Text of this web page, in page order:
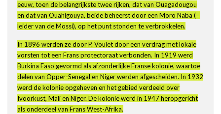
eeuw, toen de belangrijkste twee rijken, dat van Ouagadougou
en dat van Ouahigouya, beide beheerst door een Moro Naba (=
leider van de Mossi), op het punt stonden te verbrokkelen.
In 1896 werden ze door P. Voulet door een verdrag met lokale
vorsten tot een Frans protectoraat verbonden. In 1919 werd
Burkina Faso gevormd als afzonderlijke Franse kolonie, waartoe
delen van Opper-Senegal en Niger werden afgescheiden. In 1932
werd de kolonie opgeheven en het gebied verdeeld over
Ivoorkust, Mali en Niger. De kolonie werd in 1947 heropgericht
als onderdeel van Frans West-Afrika.